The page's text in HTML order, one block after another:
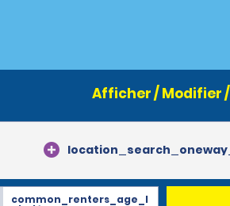
Afficher / Modifier
common_renters_age_l